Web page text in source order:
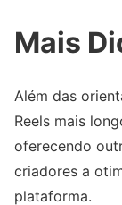
Mais
Além das
Reels mais
oferecendo
criadores a
plataforma.